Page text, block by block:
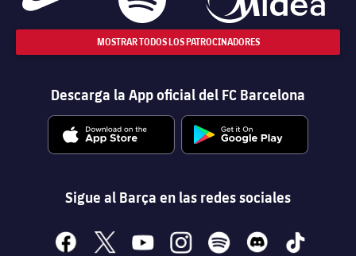
MOSTRAR TODOS LOS PATROCINADORES
Descarga la App oficial del FC Barcelona
Sigue al Barça en las redes sociales
facebook
x youtubeinstagramspotify discord tiktok